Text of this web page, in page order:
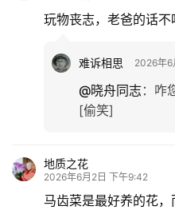
玩物丧志，老爸的话不
难诉相思 2026年
@晓舟同志： 咋
[偷笑]
地质之花
2026年6月2日 下午9:42
马齿菜是最好养的花，